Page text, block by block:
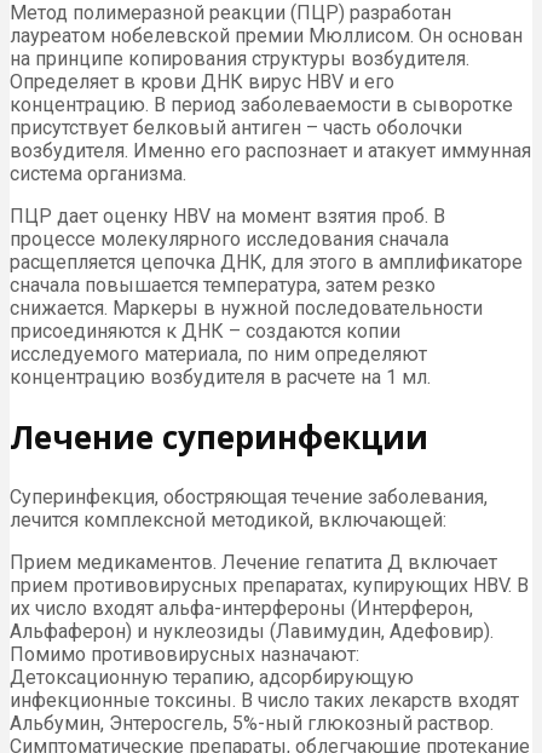
Метод полимеразной реакции (ПЦР) разработан
лауреатом нобелевской премии Мюллисом. Он основан
на принципе копирования структуры возбудителя.
Определяет в крови ДНК вирус HBV и его
концентрацию. В период заболеваемости в сыворотке
присутствует белковый антиген – часть оболочки
возбудителя. Именно его распознает и атакует иммунная
система организма.
ПЦР дает оценку HBV на момент взятия проб. В
процессе молекулярного исследования сначала
расщепляется цепочка ДНК, для этого в амплификаторе
сначала повышается температура, затем резко
снижается. Маркеры в нужной последовательности
присоединяются к ДНК – создаются копии
исследуемого материала, по ним определяют
концентрацию возбудителя в расчете на 1 мл.
Лечение суперинфекции
Суперинфекция, обостряющая течение заболевания,
лечится комплексной методикой, включающей:
Прием медикаментов. Лечение гепатита Д включает
прием противовирусных препаратах, купирующих HBV. В
их число входят альфа-интерфероны (Интерферон,
Альфаферон) и нуклеозиды (Лавимудин, Адефовир).
Помимо противовирусных назначают:
Детоксационную терапию, адсорбирующую
инфекционные токсины. В число таких лекарств входят
Альбумин, Энтеросгель, 5%-ный глюкозный раствор.
Симптоматические препараты, облегчающие протекание